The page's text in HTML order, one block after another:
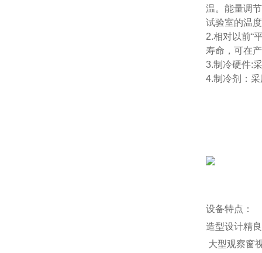
温。能量调
试验室的温
2.相对以前“
寿命，可在
3.制冷硬件:
4.制冷剂：
设备特点：
造型设计精
大型观察窗